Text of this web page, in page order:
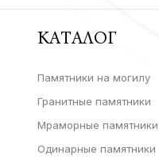
КАТАЛОГ
Памятники на могилу
Гранитные памятники
Мраморные памятники
Одинарные памятники